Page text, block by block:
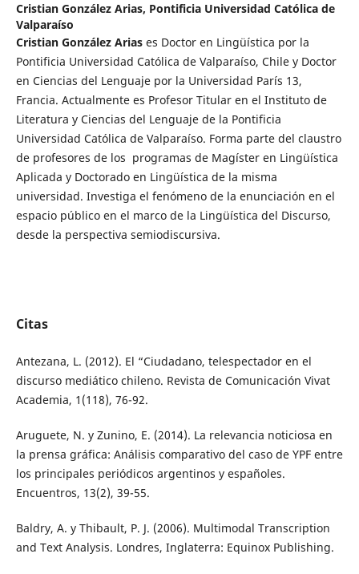
Cristian González Arias, Pontificia Universidad Católica de
Valparaíso
Cristian González Ariases Doctor en Lingüística por la
Pontificia Universidad Católica de Valparaíso, Chile y Doctor
en Ciencias del Lenguaje por la Universidad París 13,
Francia. Actualmente es Profesor Titular en el Instituto de
Literatura y Ciencias del Lenguaje de la Pontificia
Universidad Católica de Valparaíso. Forma parte del claustro
de profesores de los programas de Magíster en Lingüística
Aplicada y Doctorado en Lingüística de la misma
universidad. Investiga el fenómeno de la enunciación en el
espacio público en el marco de la Lingüística del Discurso,
desde la perspectiva semiodiscursiva.
Citas
Antezana, L. (2012). El “Ciudadano, telespectador en el
discurso mediático chileno. Revista de Comunicación Vivat
Academia, 1(118), 76-92.
Aruguete, N. y Zunino, E. (2014). La relevancia noticiosa en
la prensa gráfica: Análisis comparativo del caso de YPF entre
los principales periódicos argentinos y españoles.
Encuentros, 13(2), 39-55.
Baldry, A. y Thibault, P. J. (2006). Multimodal Transcription
and Text Analysis. Londres, Inglaterra: Equinox Publishing.